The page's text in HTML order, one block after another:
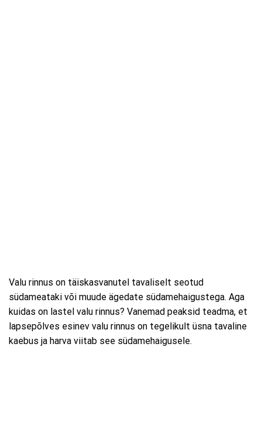
Valu rinnus on täiskasvanutel tavaliselt seotud
südameataki või muude ägedate südamehaigustega. Aga
kuidas on lastel valu rinnus? Vanemad peaksid teadma, et
lapsepõlves esinev valu rinnus on tegelikult üsna tavaline
kaebus ja harva viitab see südamehaigusele.